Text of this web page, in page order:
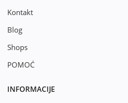
Kontakt
Blog
Shops
POMOĆ
INFORMACIJE